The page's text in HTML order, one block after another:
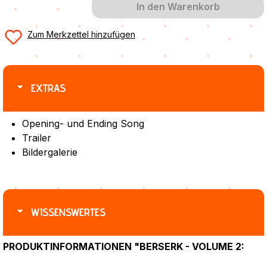
In den Warenkorb
Zum Merkzettel hinzufügen
EXTRAS
Opening- und Ending Song
Trailer
Bildergalerie
WISSENSWERTES
PRODUKTINFORMATIONEN "BERSERK - VOLUME 2: